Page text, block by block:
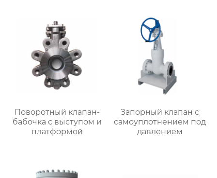
Поворотный клапан-
бабочка с выступом и
платформой
Запорный клапан с
самоуплотнением под
давлением